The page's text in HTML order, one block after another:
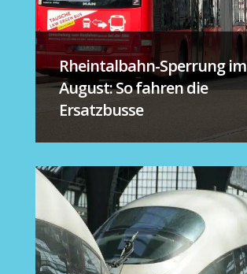
Rheintalbahn-Sperrung im
August: So fahren die
Ersatzbusse